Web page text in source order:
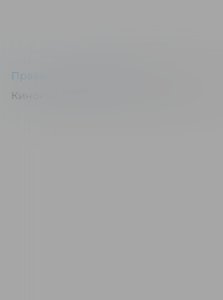
Правила и соглашения
Киноконцертный зал "Эльдар" © 2026